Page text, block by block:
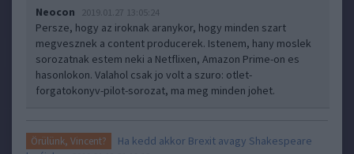
Neocon 2019.01.27 13:05:24
Persze, hogy az iroknak aranykor, hogy minden szart
megvesznek a content producerek. Istenem, hany moslek
sorozatnak estem neki a Netflixen, Amazon Prime-on es
hasonlokon. Valahol csak jo volt a szuro: otlet-
forgatokonyv-pilot-sorozat, ma meg minden johet.
Örülünk, Vincent?
Ha kedd akkor Brexit avagy Shakespeare